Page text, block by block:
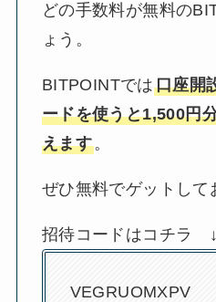
どの手数料が無料の
ょう。
BITPOINTでは口座開
ードを使うと1,500円
えます。
ぜひ無料でゲットして
招待コードはコチラ ↓
VEGRUOMXPV